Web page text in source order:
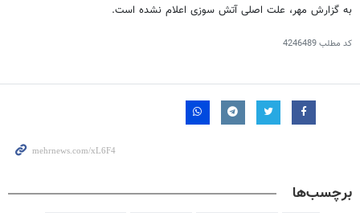
به گزارش مهر، علت اصلی آتش سوزی اعلام نشده است.
کد مطلب4246489
برچسب‌ها